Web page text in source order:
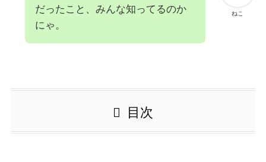
ねこ
だったこと、みんな知ってるのか
にゃ。
目次